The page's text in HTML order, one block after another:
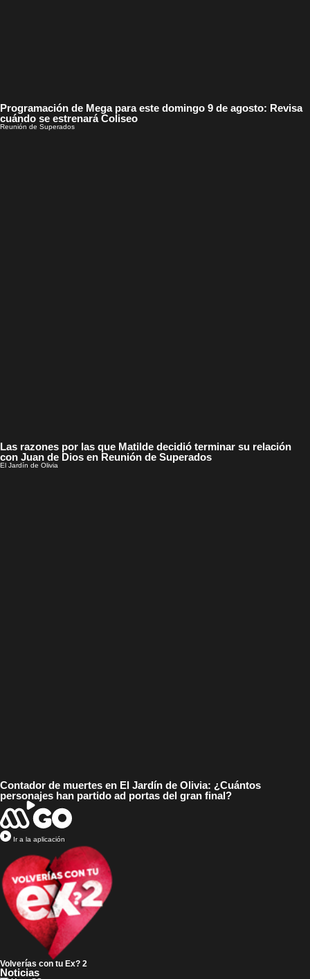
Programación de Mega para este domingo 9 de agosto: Revisa
cuándo se estrenará Coliseo
Reunión de Superados
Las razones por las que Matilde decidió terminar su relación
con Juan de Dios en Reunión de Superados
El Jardín de Olivia
Contador de muertes en El Jardín de Olivia: ¿Cuántos
personajes han partido ad portas del gran final?
Ir a la aplicación
Volverías con tu Ex? 2
Noticias